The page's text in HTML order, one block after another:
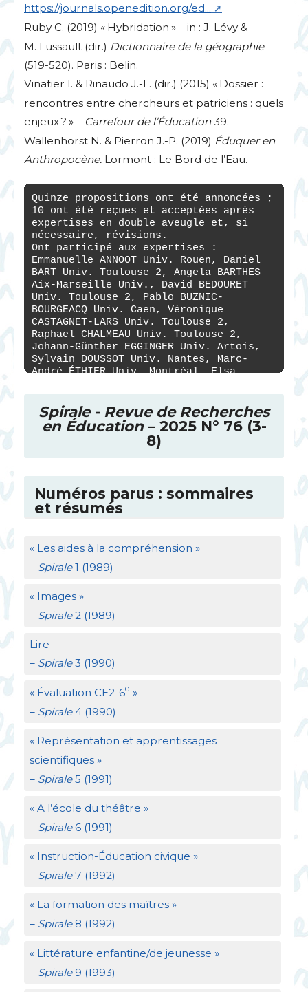
https://journals.openedition.org/ed...
Ruby C. (2019) « Hybridation » – in : J. Lévy &
M. Lussault (dir.) Dictionnaire de la géographie
(519-520). Paris : Belin.
Vinatier I. & Rinaudo J.-L. (dir.) (2015) « Dossier :
rencontres entre chercheurs et patriciens : quels
enjeux? » – Carrefour de l’Éducation39.
Wallenhorst N. & Pierron J.-P. (2019) Éduquer en
Anthropocène. Lormont : Le Bord de l’Eau.
Spirale - Revue de Recherches
en Éducation– 2025 N° 76 (3-
8)
Numéros parus : sommaires
et résumés
« Les aides à la compréhension »
– Spirale1 (1989)
« Images »
– Spirale2 (1989)
Lire
– Spirale3 (1990)
« Évaluation CE2-6e »
– Spirale4 (1990)
« Représentation et apprentissages
scientifiques »
– Spirale5 (1991)
« A l’école du théâtre »
– Spirale6 (1991)
« Instruction-Éducation civique »
– Spirale7 (1992)
« La formation des maîtres »
– Spirale8 (1992)
« Littérature enfantine/de jeunesse »
– Spirale9 (1993)